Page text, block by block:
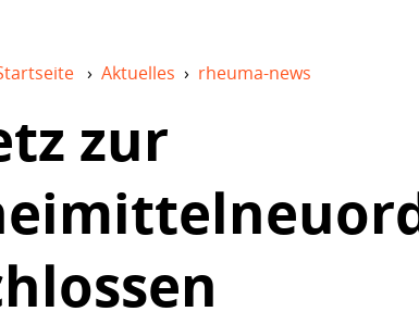
› Aktuelles › rheuma-news
zur